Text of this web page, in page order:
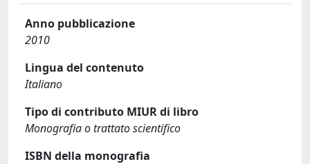
Anno pubblicazione
2010
Lingua del contenuto
Italiano
Tipo di contributo MIUR di libro
Monografia o trattato scientifico
ISBN della monografia